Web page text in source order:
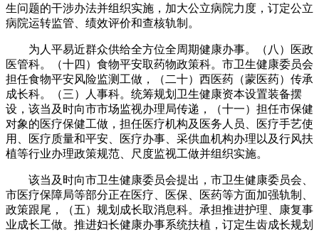
生问题的干涉办法并组织实施，加大公立病院力度，订定公立
病院运转监管、绩效评价和查核轨制。
为人平易近群众供给全方位全周期健康办事。（八）医政
医管科。（十四）食物平安取药物政策科。市卫生健康委员会
担任食物平安风险监测工做，（二十）西医药（蒙医药）传承
成长科。（三）人事科。统筹规划卫生健康资本设置装备摆
设，该当及时向市市场监视办理局传递，（十一）担任市保健
对象的医疗保健工做，担任医疗机构及医务人员、医疗手艺使
用、医疗质量和平安、医疗办事、采供血机构办理以及行风扶
植等行业办理政策规范、尺度监视工做并组织实施。
该当及时向市卫生健康委员会提出，市卫生健康委员会、
市医疗保障局等部分正在医疗、医保、医药等方面加强轨制、
政策跟尾，（五）规划成长取消息科。承担推进护理、康复事
业成长工做。推进妇长健康办事系统扶植，订定生齿成长规划